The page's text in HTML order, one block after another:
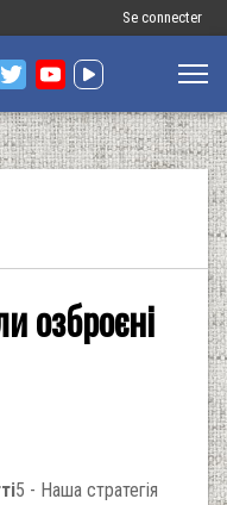
Меню
користувача
Se connecter
озброєні
5 - Наша стратегія